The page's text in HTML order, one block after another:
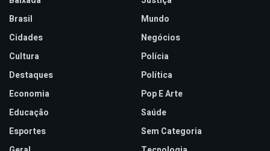
Brasil
Cidades
Cultura
Destaques
Economia
Educação
Esportes
Mundo
Negócios
Polícia
Política
Pop E Arte
Saúde
Sem Categoria